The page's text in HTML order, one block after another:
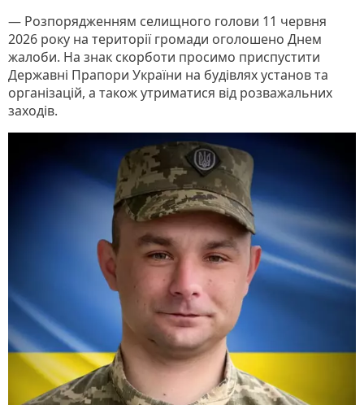
— Розпорядженням селищного голови 11 червня
2026 року на території громади оголошено Днем
жалоби. На знак скорботи просимо приспустити
Державні Прапори України на будівлях установ та
організацій, а також утриматися від розважальних
заходів.